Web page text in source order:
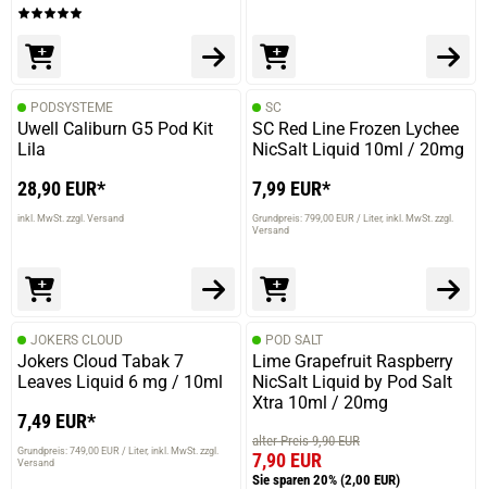
PODSYSTEME
Uwell Caliburn G5 Pod Kit
Lila
28,90 EUR*
inkl. MwSt. zzgl. Versand
SC
SC Red Line Frozen Lychee
NicSalt Liquid 10ml / 20mg
7,99 EUR*
Grundpreis: 799,00 EUR / Liter inkl. MwSt. zzgl.
Versand
JOKERS CLOUD
Jokers Cloud Tabak 7
Leaves Liquid 6 mg / 10ml
7,49 EUR*
Grundpreis: 749,00 EUR / Liter inkl. MwSt. zzgl.
Versand
POD SALT
Lime Grapefruit Raspberry
NicSalt Liquid by Pod Salt
Xtra 10ml / 20mg
alter Preis 9,90 EUR
7,90 EUR
Sie sparen 20% (2,00 EUR)